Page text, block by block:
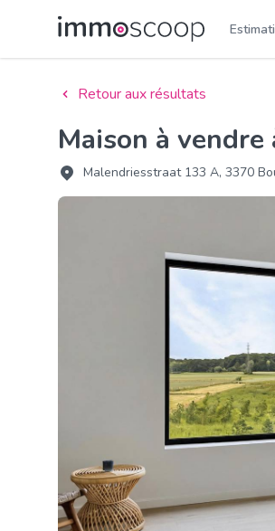
Retour aux résultats
Maison à
Malendriesstraat 133 A, 3370